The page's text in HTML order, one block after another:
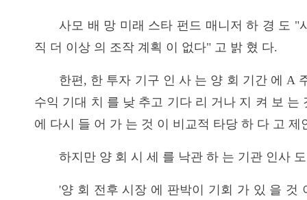
사모 배 망 미래 스타 펀드 매니저 하 경 도
직 더 이상 의 조작 계획 이 없다" 고 밝 혔 다.
한편, 한 투자 기구 인 사 는 양 회 기간 에 A
수익 기대 치 를 낮 추고 기다 리 거나 지 켜 보
에 다시 들 어 가 는 것 이 비교적 타당 하 다 고 제
하지만 양 회 시 세 를 낙관 하 는 기관 인사
'양 회 전후 시장 에 판박이 기회 가 있 을 것